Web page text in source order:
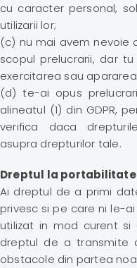
cu caracter personal,
utilizarii lor;
(c) nu mai avem nevoie
scopul prelucrarii, dar
exercitarea sau
(d) te-ai opus
alineatul (1) din GDPR,
verifica daca
asupra drepturilor tale.
Dreptul la
Ai dreptul de a primi
privesc si pe care ni le-
utilizat in mod curent
dreptul de a transmite
obstacole din partea